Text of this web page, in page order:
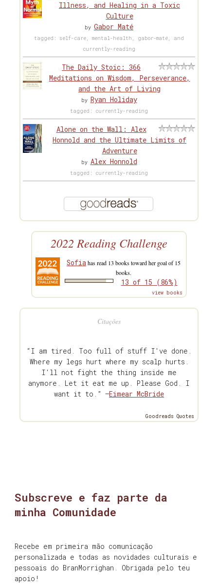
Illness, and Healing in a Toxic
Culture
by Gabor Maté
tagged: self-care, mental-health, gabor-maté, and
currently-reading
The Daily Stoic: 366
Meditations on Wisdom, Perseverance,
and the Art of Living
by Ryan Holiday
tagged: currently-reading
Alone on the Wall: Alex
Honnold and the Ultimate Limits of
Adventure
by Alex Honnold
tagged: currently-reading
2022 Reading Challenge
Sofiahas read 13 books toward her goal of 15
books.
13 of 15 (86%)
view books
Citações
“I am tired. Too full of stuff I've done.
Where my legs hurt where my scalp hurts.
I'll not fight the thing inside me
anymore. Let it eat me up. Please God. I
want it to.” —Eimear McBride
Goodreads Quotes
Subscreve e faz parte da
minha Comunidade
Recebe em primeira mão comunicação
personalizada e todas as novidades culturais e
pessoais do BranMorrighan. Obrigada pelo teu
apoio!